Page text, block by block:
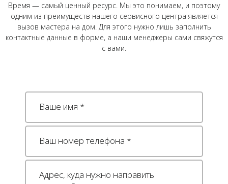
Время — самый ценный ресурс. Мы это понимаем, и поэтому
одним из преимуществ нашего сервисного центра является
вызов мастера на дом. Для этого нужно лишь заполнить
контактные данные в форме, а наши менеджеры сами свяжутся
с вами.